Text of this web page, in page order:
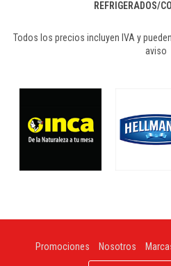
REFRIGERADOS/
Todos los precios incluyen IVA y
aviso
Promociones Nosotros